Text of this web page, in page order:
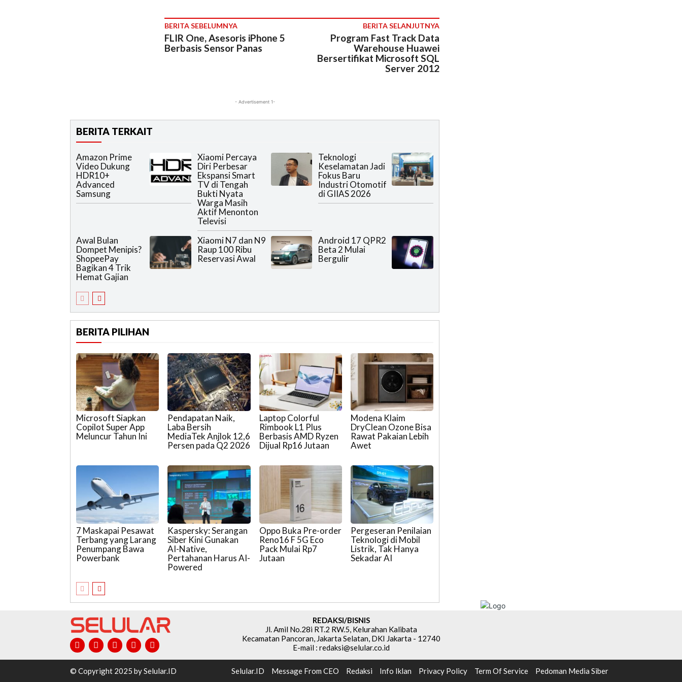
BERITA SEBELUMNYA
FLIR One, Asesoris iPhone 5
Berbasis Sensor Panas
BERITA SELANJUTNYA
Program Fast Track Data
Warehouse Huawei
Bersertifikat Microsoft SQL
Server 2012
- Advertisement 1-
BERITA TERKAIT
Amazon Prime
Video Dukung
HDR10+
Advanced
Samsung
Xiaomi Percaya
Diri Perbesar
Ekspansi Smart
TV di Tengah
Bukti Nyata
Warga Masih
Aktif Menonton
Televisi
Teknologi
Keselamatan Jadi
Fokus Baru
Industri Otomotif
di GIIAS 2026
Awal Bulan
Dompet Menipis?
ShopeePay
Bagikan 4 Trik
Hemat Gajian
Xiaomi N7 dan N9
Raup 100 Ribu
Reservasi Awal
Android 17 QPR2
Beta 2 Mulai
Bergulir
BERITA PILIHAN
Microsoft Siapkan
Copilot Super App
Meluncur Tahun Ini
Pendapatan Naik,
Laba Bersih
MediaTek Anjlok 12,6
Persen pada Q2 2026
Laptop Colorful
Rimbook L1 Plus
Berbasis AMD Ryzen
Dijual Rp16 Jutaan
Modena Klaim
DryClean Ozone Bisa
Rawat Pakaian Lebih
Awet
7 Maskapai Pesawat
Terbang yang Larang
Penumpang Bawa
Powerbank
Kaspersky: Serangan
Siber Kini Gunakan
AI-Native,
Pertahanan Harus AI-
Powered
Oppo Buka Pre-order
Reno16 F 5G Eco
Pack Mulai Rp7
Jutaan
Pergeseran Penilaian
Teknologi di Mobil
Listrik, Tak Hanya
Sekadar AI
REDAKSI/BISNIS
Jl. Amil No.28i RT.2 RW.5, Kelurahan Kalibata
Kecamatan Pancoran, Jakarta Selatan, DKI Jakarta - 12740
E-mail : redaksi@selular.co.id
© Copyright 2025 by Selular.ID Selular.ID Message From CEO Redaksi Info Iklan Privacy Policy Term Of Service Pedoman Media Siber